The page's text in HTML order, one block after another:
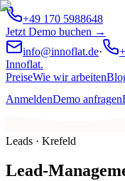
+49 170 5988648
Jetzt Demo buchen →
info@innoflat.de·
Innoflat.
PreiseWie wir arbeiten
AnmeldenDemo anfragen
Leads · Krefeld
Lead-